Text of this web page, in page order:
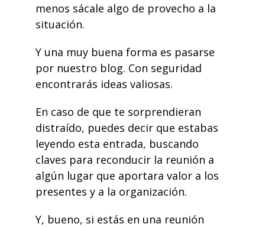
menos sácale algo de provecho a la
situación.
Y una muy buena forma es pasarse
por nuestro blog. Con seguridad
encontrarás ideas valiosas.
En caso de que te sorprendieran
distraído, puedes decir que estabas
leyendo esta entrada, buscando
claves para reconducir la reunión a
algún lugar que aportara valor a los
presentes y a la organización.
Y, bueno, si estás en una reunión